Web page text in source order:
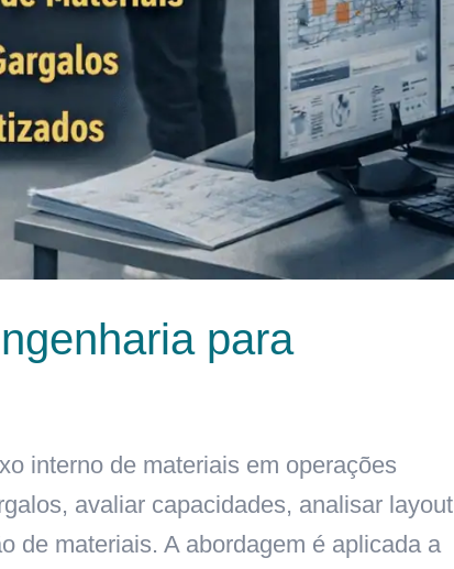
para
interno de materiais em operações
avaliar capacidades, analisar layout
de materiais. A abordagem é aplicada a